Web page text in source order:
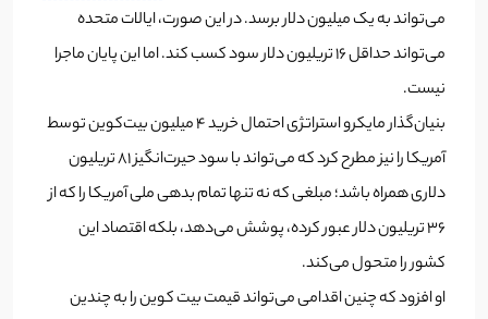
می‌تواند به یک میلیون دلار برسد. در این صورت، ایالات متحده
می‌تواند حداقل 16 تریلیون دلار سود کسب کند. اما این پایان ماجرا
نیست.
بنیان‌گذار مایکرو استراتژی احتمال خرید 4 میلیون بیت‌کوین توسط
آمریکا را نیز مطرح کرد که می‌تواند با سود حیرت‌انگیز 81 تریلیون
دلاری همراه باشد؛ مبلغی که نه تنها تمام بدهی ملی آمریکا را که از
36 تریلیون دلار عبور کرده، پوشش می‌دهد، بلکه اقتصاد این
کشور را متحول می‌کند.
او افزود که چنین اقدامی می‌تواند قیمت بیت کوین را به چندین